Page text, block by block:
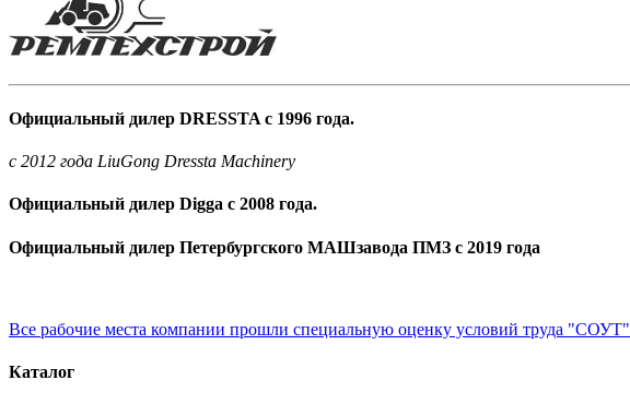
Официальный дилер DRESSTA с 1996 года.
c 2012 года LiuGong Dressta Machinery
Официальный дилер Digga с 2008 года.
Официальный дилер Петербургского МАШзавода ПМЗ с 2019 года
Все рабочие места компании прошли специальную оценку условий труда "СОУТ"
Каталог